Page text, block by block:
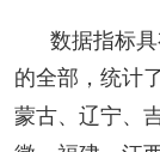
数据指标具
的全部， 统计
蒙古、辽宁、